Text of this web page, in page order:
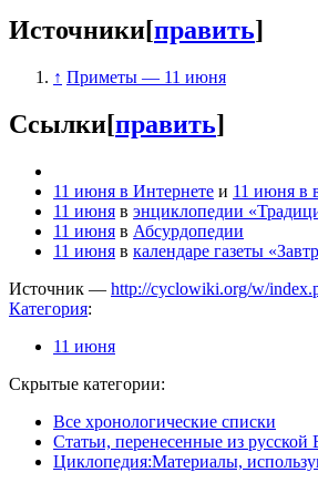
Источники[править]
↑ Приметы — 11 июня
Ссылки[править]
11 июня в Интернете и 11 июня в
11 июня в энциклопедии
11 июня в Абсурдопедии
11 июня в календаре газеты
Источник — http://cyclowiki.org/w/
Категория:
11 июня
Скрытые категории:
Все хронологические списки
Статьи, перенесенные из
Циклопедия:Материалы,